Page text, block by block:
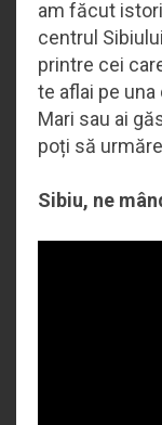
am făcut
centrul
printre cei
te aflai pe
Mari sau ai
poți să
Sibiu, ne